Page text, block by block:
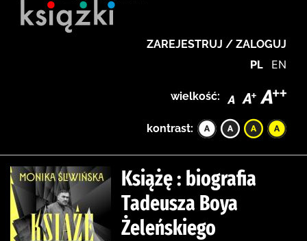
ZAREJESTRUJ / ZALOGUJ
PL EN
wielkość:
kontrast:
Książę : biografia
Tadeusza Boya
Żeleńskiego